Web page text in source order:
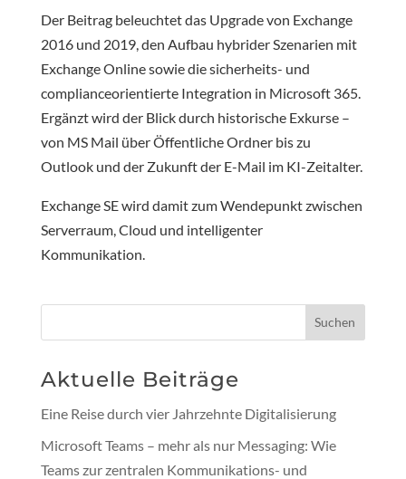
Der Beitrag beleuchtet das Upgrade von Exchange
2016 und 2019, den Aufbau hybrider Szenarien mit
Exchange Online sowie die sicherheits- und
complianceorientierte Integration in Microsoft 365.
Ergänzt wird der Blick durch historische Exkurse –
von MS Mail über Öffentliche Ordner bis zu
Outlook und der Zukunft der E-Mail im KI-Zeitalter.
Exchange SE wird damit zum Wendepunkt zwischen
Serverraum, Cloud und intelligenter
Kommunikation.
Suchen
Aktuelle Beiträge
Eine Reise durch vier Jahrzehnte Digitalisierung
Microsoft Teams – mehr als nur Messaging: Wie
Teams zur zentralen Kommunikations- und